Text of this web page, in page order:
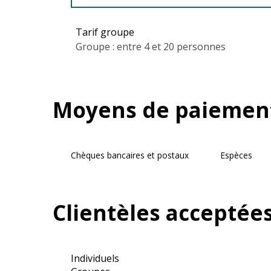
Tarif groupe
Groupe : entre 4 et 20 personnes
Moyens de
Chèques bancaires et postaux Espèces
Clientèles
Individuels